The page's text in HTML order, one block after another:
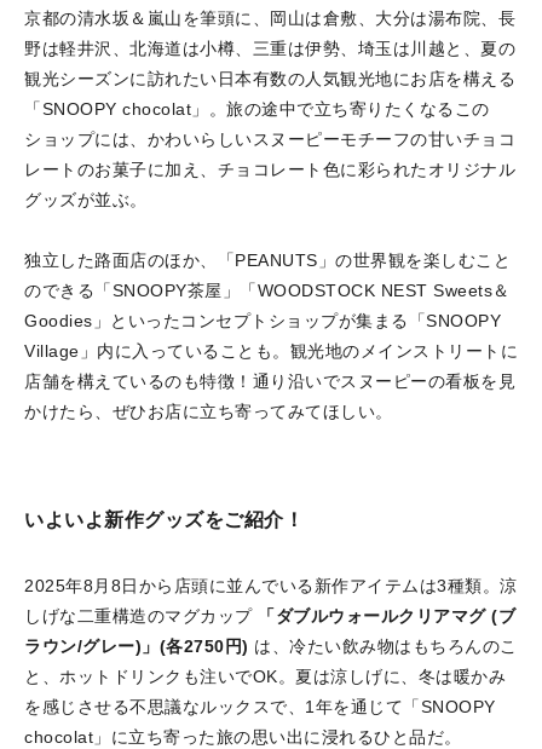
京都の清水坂＆嵐山を筆頭に、岡山は倉敷、大分は湯布院、長
野は軽井沢、北海道は小樽、三重は伊勢、埼玉は川越と、夏の
観光シーズンに訪れたい日本有数の人気観光地にお店を構える
「SNOOPY chocolat」。旅の途中で立ち寄りたくなるこの
ショップには、かわいらしいスヌーピーモチーフの甘いチョコ
レートのお菓子に加え、チョコレート色に彩られたオリジナル
グッズが並ぶ。
独立した路面店のほか、「PEANUTS」の世界観を楽しむこと
のできる「SNOOPY茶屋」「WOODSTOCK NEST Sweets＆
Goodies」といったコンセプトショップが集まる「SNOOPY
Village」内に入っていることも。観光地のメインストリートに
店舗を構えているのも特徴！通り沿いでスヌーピーの看板を見
かけたら、ぜひお店に立ち寄ってみてほしい。
いよいよ新作グッズをご紹介！
2025年8月8日から店頭に並んでいる新作アイテムは3種類。涼
しげな二重構造のマグカップ
「ダブルウォールクリアマグ (ブ
ラウン/グレー)」(各2750円) は、冷たい飲み物はもちろんのこ
と、ホットドリンクも注いでOK。夏は涼しげに、冬は暖かみ
を感じさせる不思議なルックスで、1年を通じて「SNOOPY
chocolat」に立ち寄った旅の思い出に浸れるひと品だ。